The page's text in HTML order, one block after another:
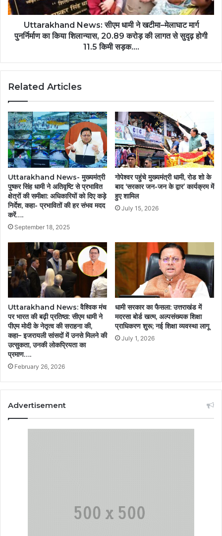
Uttarakhand News: सीएम धामी ने खटीमा–मेलाघाट मार्ग
पुनर्निर्माण का किया शिलान्यास, 20.89 करोड़ की लागत से सुदृढ़ होगी
11.5 किमी सड़क....
Related Articles
Uttarakhand News- मुख्यमंत्री
पुष्कर सिंह धामी ने अतिवृष्टि से प्रभावित
क्षेत्रों की समीक्षा: अधिकारियों को दिए कड़े
निर्देश, कहा- प्रभावितों की हर संभव मदद
करें….
September 18, 2025
गोपेश्वर पहुंचे मुख्यमंत्री धामी, रोड शो के
बाद ‘सरकार जन-जन के द्वार’ कार्यक्रम में
हुए शामिल
July 15, 2026
Uttarakhand News: वैश्विक मंच
पर भारत की बढ़ी प्रतिष्ठा: सीएम धामी ने
पीएम मोदी के नेतृत्व की सराहना की,
कहा– इजरायली सांसदों में उनसे मिलने की
उत्सुकता, उनकी लोकप्रियता का
प्रमाण….
February 26, 2026
धामी सरकार का फैसला: उत्तराखंड में
मदरसा बोर्ड खत्म, अल्पसंख्यक शिक्षा
प्राधिकरण शुरू; नई शिक्षा व्यवस्था लागू
July 1, 2026
Advertisement